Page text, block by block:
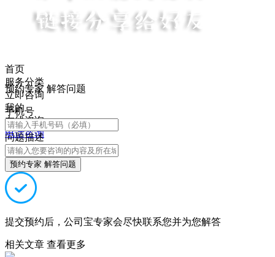
首页
服务分类
立即咨询
我的
在线咨询
电话咨询
预约专家 解答问题
手机号
问题描述
预约专家 解答问题
提交预约后，公司宝专家会尽快联系您并为您解答
相关文章 查看更多